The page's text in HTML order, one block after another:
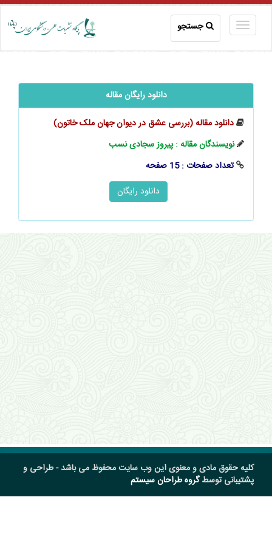
جستجو
دانلود رایگان مقاله
دانلود مقاله (بررسی عشق در دیوان جهان ملک خاتون)
نویسندگان مقاله : پیروز سجادی نسب
تعداد صفحات : 15 صفحه
کلیه حقوق مادی و معنوی این وب سایت محفوظ می باشد - طراحی و
پشتیبانی توسطگروه طراحان سیستم